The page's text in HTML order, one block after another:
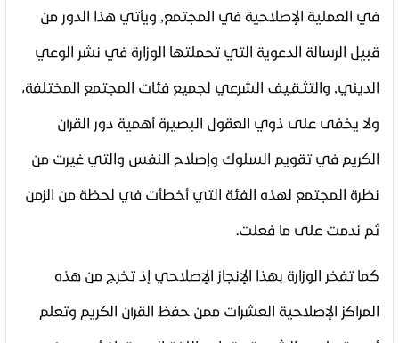
في العملية الإصلاحية في المجتمع, ويأتي هذا الدور من
قبيل الرسالة الدعوية التي تحملتها الوزارة في نشر الوعي
الديني, والتثـقـيف الشرعي لجميع فئات المجتمع المختلفة،
ولا يخفى على ذوي العقول البصيرة أهمية دور القرآن
الكريم في تقويم السلوك وإصلاح النفس والتي غيرت من
نظرة المجتمع لهذه الفئة التي أخطأت في لحظة من الزمن
ثم ندمت على ما فعلت
كما تفخر الوزارة بهذا الإنجاز الإصلاحي إذ تخرج من هذه
المراكز الإصلاحية العشرات ممن حفظ القرآن الكريم وتعلم